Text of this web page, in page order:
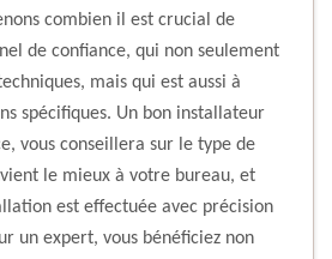
combien il est crucial de
de confiance, qui non seulement
mais qui est aussi à
spécifiques. Un bon installateur
vous conseillera sur le type de
le mieux à votre bureau, et
est effectuée avec précision
un expert, vous bénéficiez non